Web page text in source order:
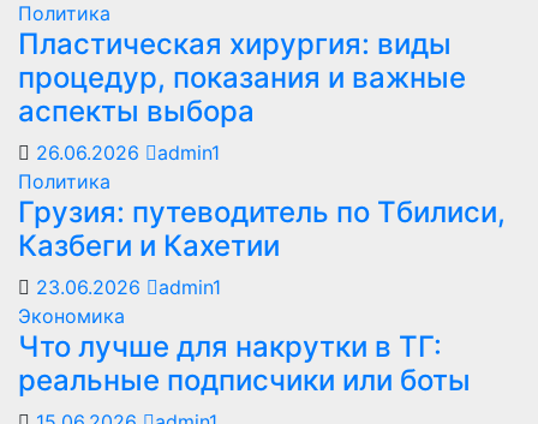
Политика
Пластическая хирургия: виды
процедур, показания и важные
аспекты выбора
26.06.2026
admin1
Политика
Грузия: путеводитель по Тбилиси,
Казбеги и Кахетии
23.06.2026
admin1
Экономика
Что лучше для накрутки в ТГ:
реальные подписчики или боты